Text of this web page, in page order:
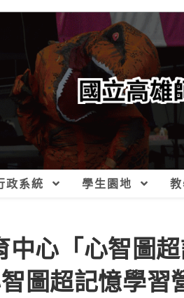
政系統 學生園地
心「心智圖超
圖超記憶學習